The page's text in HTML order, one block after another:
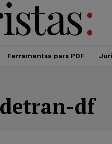
Ferramentas para PDF
detran-df